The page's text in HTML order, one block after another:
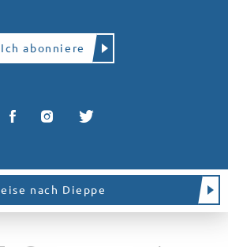
Ich abonniere
nach Dieppe